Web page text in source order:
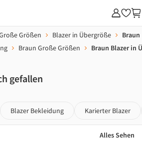
Größen Blazer in Übergröße
Braun
Braun Große Größen Braun Blazer in
gefallen
Blazer Bekleidung Karierter Blazer
Alles Sehen